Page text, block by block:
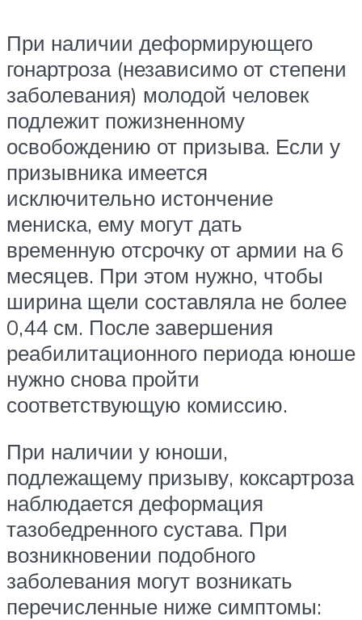
При наличии деформирующего
гонартроза (независимо от степени
заболевания) молодой человек
подлежит пожизненному
освобождению от призыва. Если у
призывника имеется
исключительно истончение
мениска, ему могут дать
временную отсрочку от армии на 6
месяцев. При этом нужно, чтобы
ширина щели составляла не более
0,44 см. После завершения
реабилитационного периода юноше
нужно снова пройти
соответствующую комиссию.
При наличии у юноши,
подлежащему призыву, коксартроза
наблюдается деформация
тазобедренного сустава. При
возникновении подобного
заболевания могут возникать
перечисленные ниже симптомы: